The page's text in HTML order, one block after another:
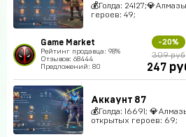
💰Голда:
героев: 49;
Game Market
Рейтинг продавца: 98%
Отзывов: 68444
Предложений: 80
-20%
309 руб
247
Аккаунт 87
💰Голда: 16691;
открытых героев: 69;